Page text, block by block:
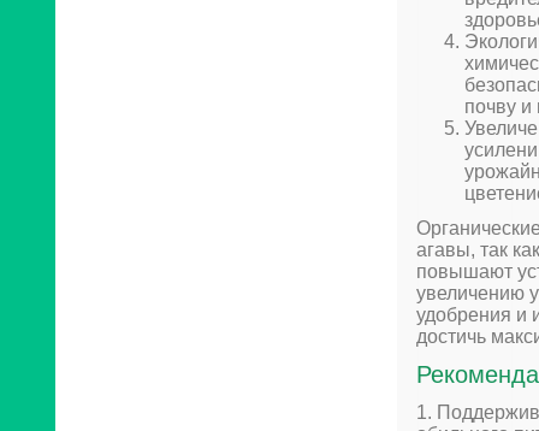
почву и
агавы, так
повышают
увеличению
удобрения и
достичь
1.